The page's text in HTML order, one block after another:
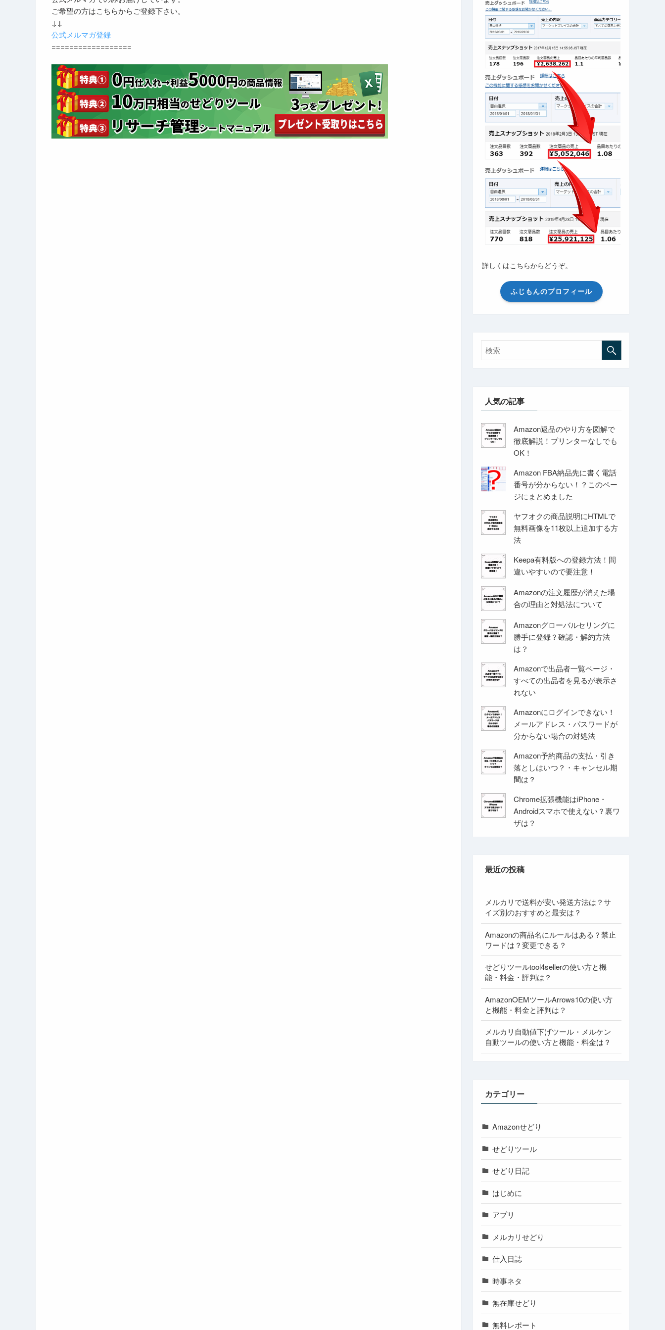
ご希望の方はこちらからご登録下さい。
↓↓
公式メルマガ登録
==================
詳しくはこちらからどうぞ。
ふじもんのプロフィール
人気の記事
Amazon返品のやり方を図解で
徹底解説！プリンターなしでも
OK！
Amazon FBA納品先に書く電話
番号が分からない！？このペー
ジにまとめました
ヤフオクの商品説明にHTMLで
無料画像を11枚以上追加する方
法
Keepa有料版への登録方法！間
違いやすいので要注意！
Amazonの注文履歴が消えた場
合の理由と対処法について
Amazonグローバルセリングに
勝手に登録？確認・解約方法
は？
Amazonで出品者一覧ページ・
すべての出品者を見るが表示さ
れない
Amazonにログインできない！
メールアドレス・パスワードが
分からない場合の対処法
Amazon予約商品の支払・引き
落としはいつ？・キャンセル期
間は？
Chrome拡張機能はiPhone・
Androidスマホで使えない？裏ワ
ザは？
最近の投稿
メルカリで送料が安い発送方法は？サ
イズ別のおすすめと最安は？
Amazonの商品名にルールはある？禁止
ワードは？変更できる？
せどりツールtool4sellerの使い方と機
能・料金・評判は？
AmazonOEMツールArrows10の使い方
と機能・料金と評判は？
メルカリ自動値下げツール・メルケン
自動ツールの使い方と機能・料金は？
カテゴリー
Amazonせどり
せどりツール
せどり日記
はじめに
アプリ
メルカリせどり
仕入日誌
時事ネタ
無在庫せどり
無料レポート